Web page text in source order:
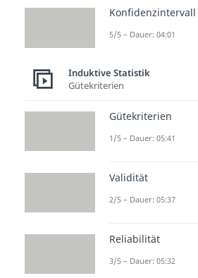
was du über die
Regressionwissen
Wissen mit
kostenlosen
Aufgaben
5/5 – Dauer: 04:01
Induktive Statistik
Gütekriterien
Gütekriterien
1/5 – Dauer: 05:41
Validität
2/5 – Dauer: 05:37
Reliabilität
3/5 – Dauer: 05:32